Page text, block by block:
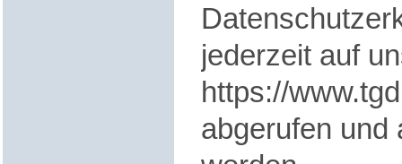
jederzeit auf
https://
abgerufen und